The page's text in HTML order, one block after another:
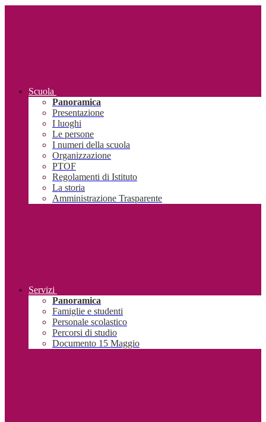
Scuola
Panoramica
Presentazione
I luoghi
Le persone
I numeri della scuola
Organizzazione
PTOF
Regolamenti di Istituto
La storia
Amministrazione Trasparente
Servizi
Panoramica
Famiglie e studenti
Personale scolastico
Percorsi di studio
Documento 15 Maggio